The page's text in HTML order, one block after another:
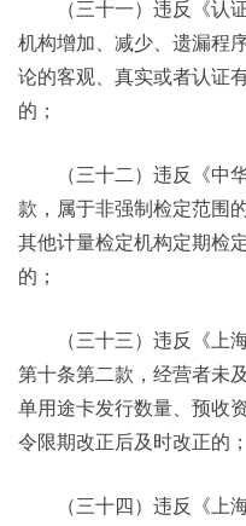
（三十一）违反《认证
机构增加、减少、遗漏程
论的客观、真实或者认证
的；
（三十二）违反《中华
款，属于非强制检定范围
其他计量检定机构定期检
的；
（三十三）违反《上海
第十条第二款，经营者未
单用途卡发行数量、预收
令限期改正后及时改正的；
（三十四）违反《上海